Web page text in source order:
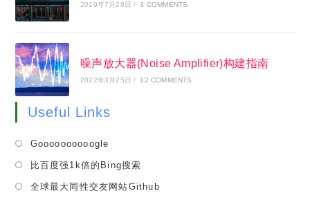
2019年7月28日 / 3 COMMENTS
噪声放大器(Noise Amplifier)构建指南
2022年3月25日 / 12 COMMENTS
Useful Links
Goooooooooogle
new
比百度强1k倍的Bing搜索
全球最大同性交友网站GithubOpens